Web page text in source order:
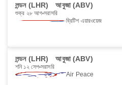
লন্ডন (LHR) আবুজা (ABV)
শুক্র ২৮ আগ সরাসরি
ব্রিটিশ এয়ারওয়েজ
লন্ডন (LHR) আবুজা (ABV)
শনি ১২ সেপ সরাসরি
Air Peace